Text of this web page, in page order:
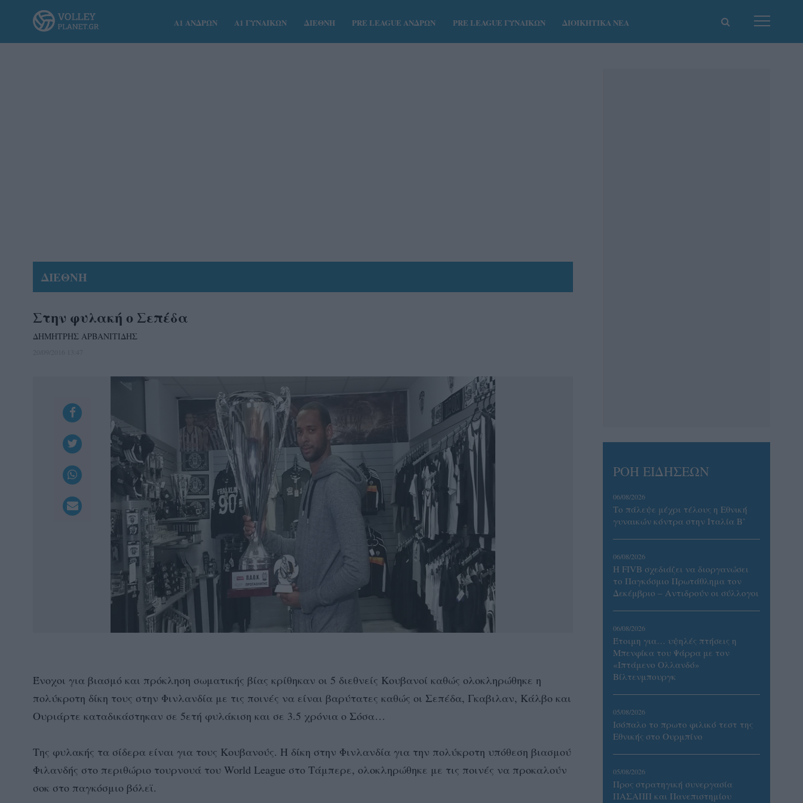
Α1 ΑΝΔΡΩΝ Α1 ΓΥΝΑΙΚΩΝ ΔΙΕΘΝΗ PRE LEAGUE ΑΝΔΡΩΝ PRE LEAGUE ΓΥΝΑΙΚΩΝ ΔΙΟΙΚΗΤΙΚΑ ΝΕΑ
ΔΙΕΘΝΗ
Στην φυλακή ο Σεπέδα
ΔΗΜΗΤΡΗΣ ΑΡΒΑΝΙΤΙΔΗΣ
Ένοχοι για βιασμό και πρόκληση σωματικής βίας κρίθηκαν οι 5 διεθνείς Κουβανοί καθώς ολοκληρώθηκε η
πολύκροτη δίκη τους στην Φινλανδία με τις ποινές να είναι βαρύτατες καθώς οι Σεπέδα, Γκαβιλαν, Κάλβο και
Ουριάρτε καταδικάστηκαν σε 5ετή φυλάκιση και σε 3.5 χρόνια ο Σόσα…
Της φυλακής τα σίδερα είναι για τους Κουβανούς. Η δίκη στην Φινλανδία για την πολύκροτη υπόθεση βιασμού
Φιλανδής στο περιθώριο τουρνουά του World League στο Τάμπερε, ολοκληρώθηκε με τις ποινές να προκαλούν
σοκ στο παγκόσμιο βόλεϊ.
ΡΟΗ ΕΙΔΗΣΕΩΝ
06/08/2026
Το πάλεψε μέχρι τέλους η Εθνική
γυναικών κόντρα στην Ιταλία Β’
06/08/2026
Η FIVB σχεδιάζει να διοργανώσει
το Παγκόσμιο Πρωτάθλημα τον
Δεκέμβριο – Αντιδρούν οι σύλλογοι
06/08/2026
Έτοιμη για… υψηλές πτήσεις η
Μπενφίκα του Ψάρρα με τον
«Ιπτάμενο Ολλανδό»
Βίλτενμπουργκ
05/08/2026
Ισόπαλο το πρωτο φιλικό τεστ της
Εθνικής στο Ουρμπίνο
05/08/2026
Προς στρατηγική συνεργασία
ΠΑΣΑΠΠ και Πανεπιστημίου